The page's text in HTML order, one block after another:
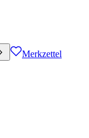
Merkzettel